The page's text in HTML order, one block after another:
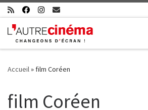
Skip to content
Accueil»film Coréen
film Coréen